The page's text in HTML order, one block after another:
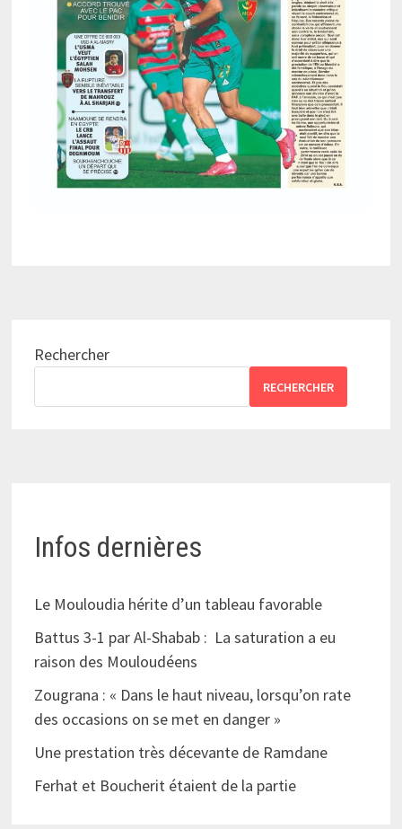
Rechercher
RECHERCHER
Infos dernières
Le Mouloudia hérite d’un tableau favorable
Battus 3-1 par Al-Shabab : La saturation a eu
raison des Mouloudéens
Zougrana : « Dans le haut niveau, lorsqu’on rate
des occasions on se met en danger »
Une prestation très décevante de Ramdane
Ferhat et Boucherit étaient de la partie